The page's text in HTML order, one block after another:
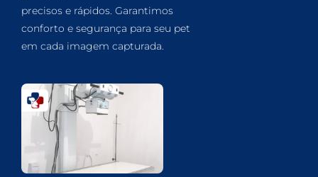
precisos e rápidos. Garantimos
conforto e segurança para seu pet
em cada imagem capturada.